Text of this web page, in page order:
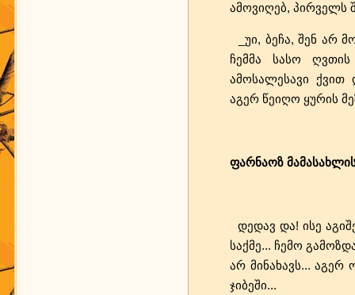
ამოვიღებ, პირველს
_უი, ბეჩა, შენ არ
ჩემმა სასო
ამოსალესავი ქვით
აგერ წეიღო ყურის
ფარნაოზ
დედავ და! ისე
საქმე... ჩემო
არ მინახავს...
ჯიბეში...